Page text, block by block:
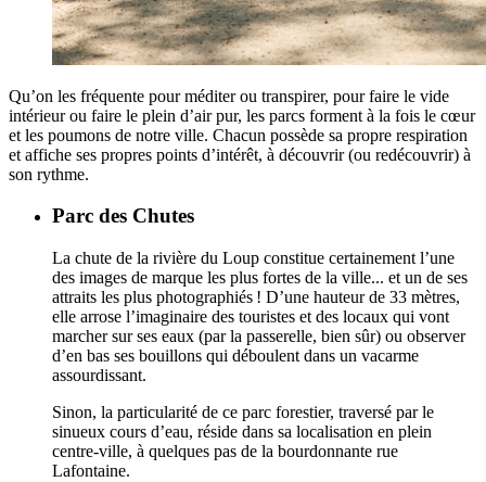
Qu’on les fréquente pour méditer ou transpirer, pour faire le vide
intérieur ou faire le plein d’air pur, les parcs forment à la fois le cœur
et les poumons de notre ville. Chacun possède sa propre respiration
et affiche ses propres points d’intérêt, à découvrir (ou redécouvrir) à
son rythme.
Parc des Chutes
La chute de la rivière du Loup constitue certainement l’une
des images de marque les plus fortes de la ville... et un de ses
attraits les plus photographiés ! D’une hauteur de 33 mètres,
elle arrose l’imaginaire des touristes et des locaux qui vont
marcher sur ses eaux (par la passerelle, bien sûr) ou observer
d’en bas ses bouillons qui déboulent dans un vacarme
assourdissant.
Sinon, la particularité de ce parc forestier, traversé par le
sinueux cours d’eau, réside dans sa localisation en plein
centre-ville, à quelques pas de la bourdonnante rue
Lafontaine.